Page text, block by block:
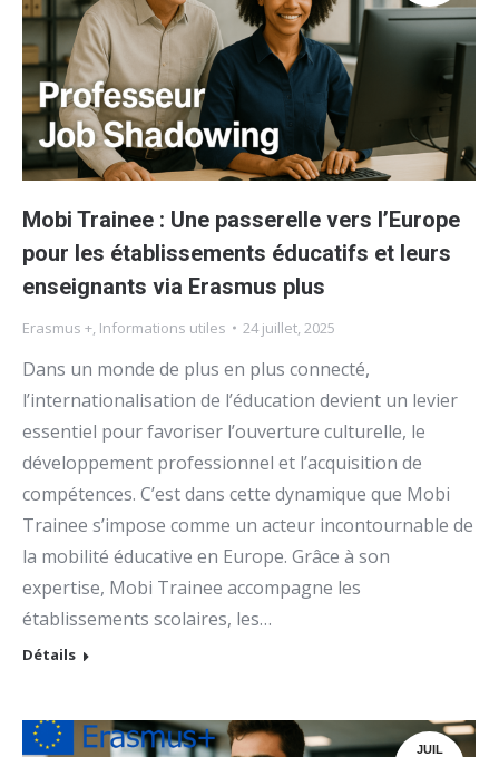
Mobi Trainee : Une passerelle vers l’Europe
pour les établissements éducatifs et leurs
enseignants via Erasmus plus
Erasmus + Informations utiles 24 juillet, 2025
Dans un monde de plus en plus connecté,
l’internationalisation de l’éducation devient un levier
essentiel pour favoriser l’ouverture culturelle, le
développement professionnel et l’acquisition de
compétences. C’est dans cette dynamique que Mobi
Trainee s’impose comme un acteur incontournable de
la mobilité éducative en Europe. Grâce à son
expertise, Mobi Trainee accompagne les
établissements scolaires, les…
Détails
JUIL